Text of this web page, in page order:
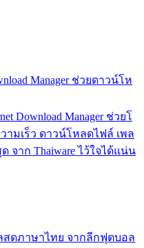
Manager ช่วยดาวน์โห
Download Manager ช่วยโ
ามเร็ว ดาวน์โหลดไฟล์ เพล
จาก Thaiware ไว้ใจได้แน่น
สดภาษาไทย จากลีกฟุตบอล